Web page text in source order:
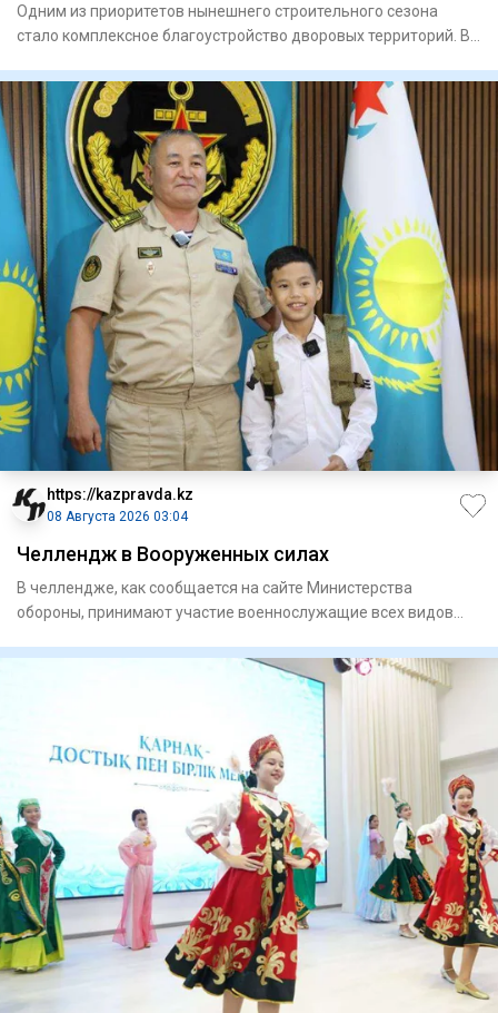
Одним из приоритетов нынешнего строительного сезона
стало комплексное благоустройство дворовых территорий. В
https://kazpravda.kz
08 Августа 2026 03:04
Челлендж в Вооруженных силах
В челлендже, как сообщается на сайте Министерства
обороны, принимают участие военнослужащие всех видов